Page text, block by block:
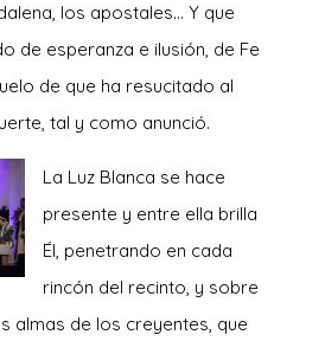
los apostales… Y que
de esperanza e ilusión, de Fe
de que ha resucitado al
tal y como anunció.
La Luz Blanca se hace
presente y entre ella brilla
Él, penetrando en cada
rincón del recinto, y sobre
almas de los creyentes, que